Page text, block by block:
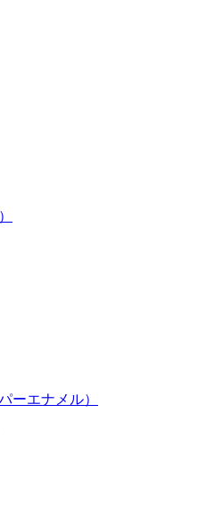
ーエナメル）